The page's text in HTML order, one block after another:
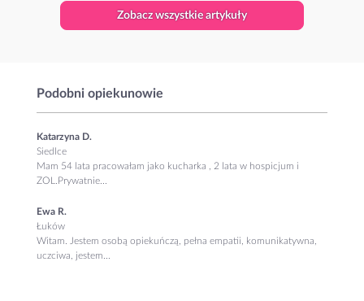
Zobacz wszystkie artykuły
Podobni opiekunowie
Katarzyna D.
Siedlce
Mam 54 lata pracowałam jako kucharka , 2 lata w hospicjum i
ZOL.Prywatnie...
Ewa R.
Łuków
Witam. Jestem osobą opiekuńczą, pełna empatii, komunikatywna,
uczciwa, jestem...